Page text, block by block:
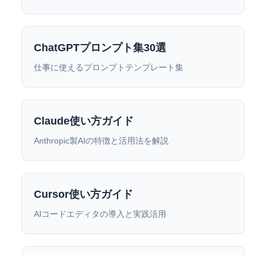
ChatGPTプロンプト集30選
仕事に使えるプロンプトテンプレート集
Claude使い方ガイド
Anthropic製AIの特徴と活用法を解説
Cursor使い方ガイド
AIコードエディタの導入と実践活用